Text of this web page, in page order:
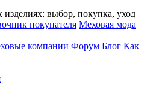
выбор, покупка, уход
покупателя Меховая мода
компании Форум Блог Как